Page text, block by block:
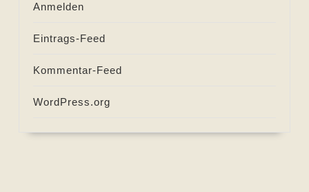
Anmelden
Eintrags-Feed
Kommentar-Feed
WordPress.org